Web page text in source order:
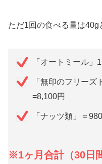
ただ1回の食べる量は40g
「オートミール」
「無印のフリー
=8,100円
「ナッツ類」＝
※1ヶ月合計（30日